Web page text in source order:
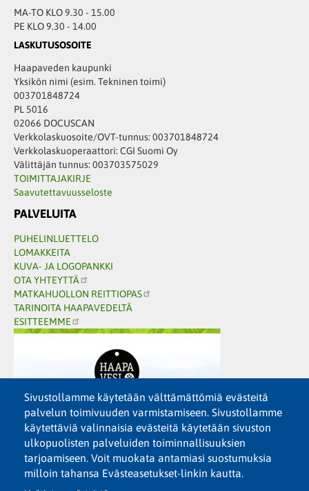
Sivustollamme käytetään välttämättömiä evästeitä
palvelun toimivuuden varmistamiseen. Sivustollamme
käytettäviä valinnaisia evästeitä käytetään sivuston
ulkopuolisten palveluiden toiminnallisuuksien
tarjoamiseen. Voit muokata antamiasi suostumuksia
milloin tahansa Evästeasetukset-linkin kautta.
MA-TO KLO 9.30 - 15.00
PE KLO 9.30 - 14.00
LASKUTUSOSOITE
Haapaveden kaupunki
Yksikön nimi (esim. Tekninen toimi)
003701848724
PL 5016
02066 DOCUSCAN
Verkkolaskuosoite/OVT-tunnus: 003701848724
Verkkolaskuoperaattori: CGI Suomi Oy
Välittäjän tunnus: 003703575029
TOIMITTAJAKIRJE
Saavutettavuusseloste
PALVELUITA
PUHELINLUETTELO
LOMAKKEITA
KUVA- JA LOGOPANKKI
OTA YHTEYTTÄ
MATKAHUOLLON REITTIOPAS
TARINOITA HAAPAVEDELTÄ
ESITTEEMME